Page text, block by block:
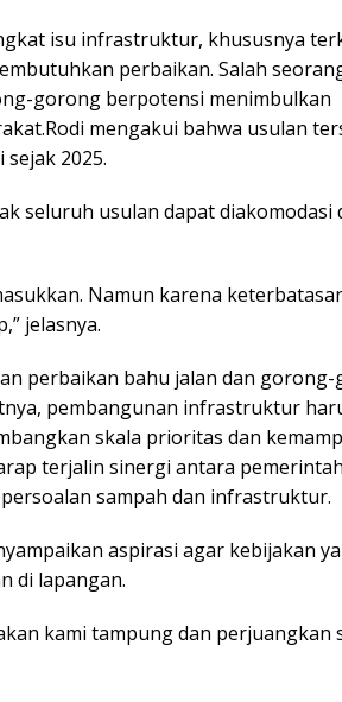
isu infrastruktur, khususnya
perbaikan. Salah
gorong berpotensi menimbulkan
mengakui bahwa usulan
2025.
seluruh usulan dapat diakomodasi
Namun karena
jelasnya.
perbaikan bahu jalan dan
pembangunan infrastruktur
skala prioritas dan
terjalin sinergi antara
sampah dan infrastruktur.
aspirasi agar kebijakan
di lapangan.‎‎
kami tampung dan perjuangkan